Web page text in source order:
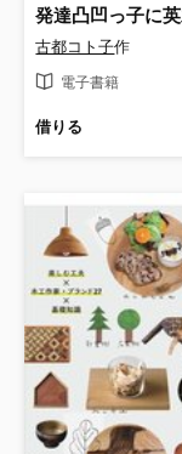
古都コト子作
電子書籍
借りる